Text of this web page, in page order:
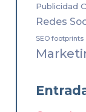
Publicidad
Redes
SEO footprints